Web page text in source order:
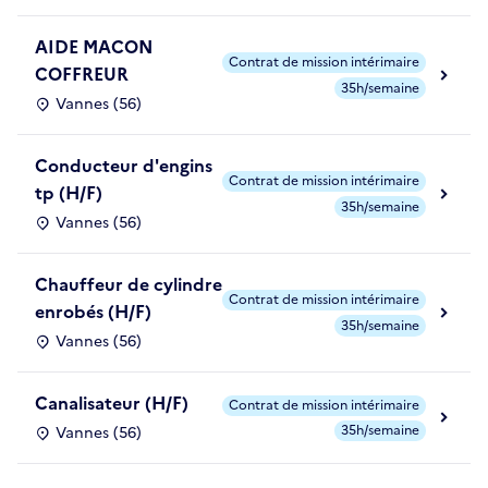
AIDE MACON
COFFREUR
Vannes (56)
Contrat de mission intérimaire
35h/semaine
Conducteur d'engins
tp (H/F)
Vannes (56)
Contrat de mission intérimaire
35h/semaine
Chauffeur de cylindre
enrobés (H/F)
Vannes (56)
Contrat de mission intérimaire
35h/semaine
Canalisateur (H/F)
Vannes (56)
Contrat de mission intérimaire
35h/semaine